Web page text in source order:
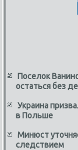
Поселок
остаться без
Украина
в Польше
Минюст
следствием